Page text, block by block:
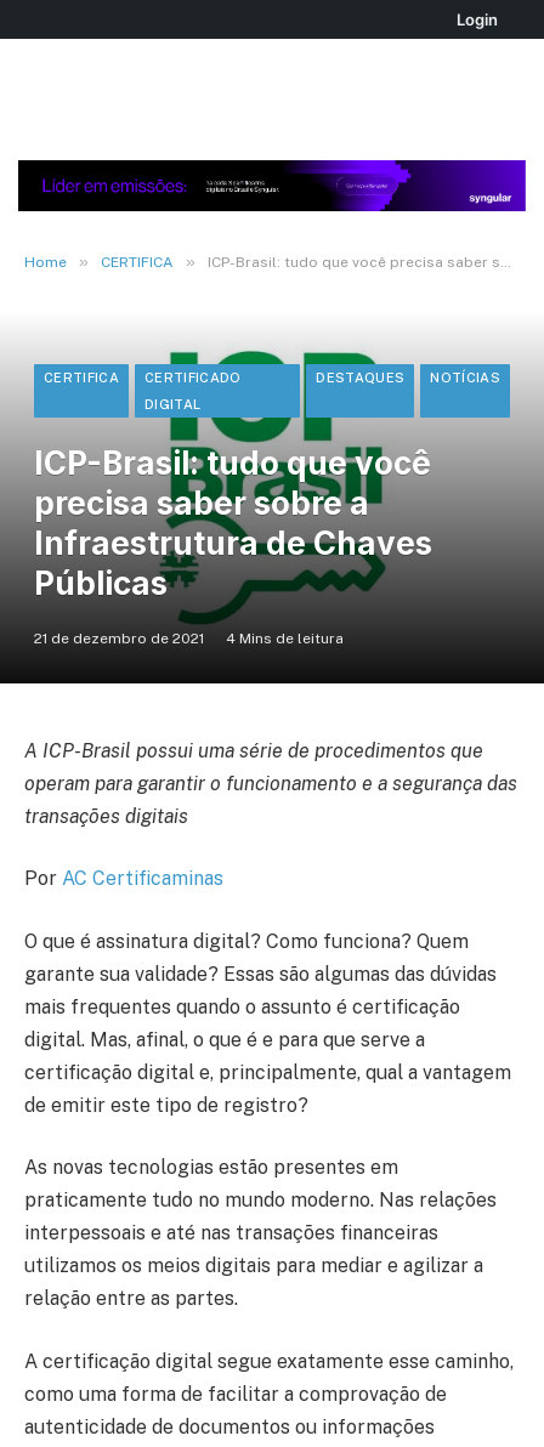
Login
Home » CERTIFICA » ICP-Brasil: tudo que você precisa saber sobre a Infraestrutura de Chaves Públicas
CERTIFICA
CERTIFICADO
DIGITAL
DESTAQUES NOTÍCIAS
ICP-Brasil: tudo que você
precisa saber sobre a
Infraestrutura de Chaves
Públicas
21 de dezembro de 2021 4 Mins de leitura
A ICP-Brasil possui uma série de procedimentos que
operam para garantir o funcionamento e a segurança das
transações digitais
Por AC Certificaminas
O que é assinatura digital? Como funciona? Quem
garante sua validade? Essas são algumas das dúvidas
mais frequentes quando o assunto é certificação
digital. Mas, afinal, o que é e para que serve a
certificação digital e, principalmente, qual a vantagem
de emitir este tipo de registro?
As novas tecnologias estão presentes em
praticamente tudo no mundo moderno. Nas relações
interpessoais e até nas transações financeiras
utilizamos os meios digitais para mediar e agilizar a
relação entre as partes.
A certificação digital segue exatamente esse caminho,
como uma forma de facilitar a comprovação de
autenticidade de documentos ou informações